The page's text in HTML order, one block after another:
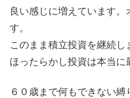
良い感じに増えています
す。
このまま積立投資を継続し
ほったらかし投資は本当に
６０歳まで何もできない縛